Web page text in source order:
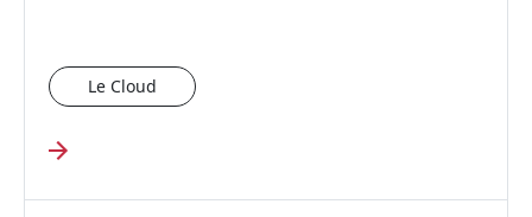
Le Cloud